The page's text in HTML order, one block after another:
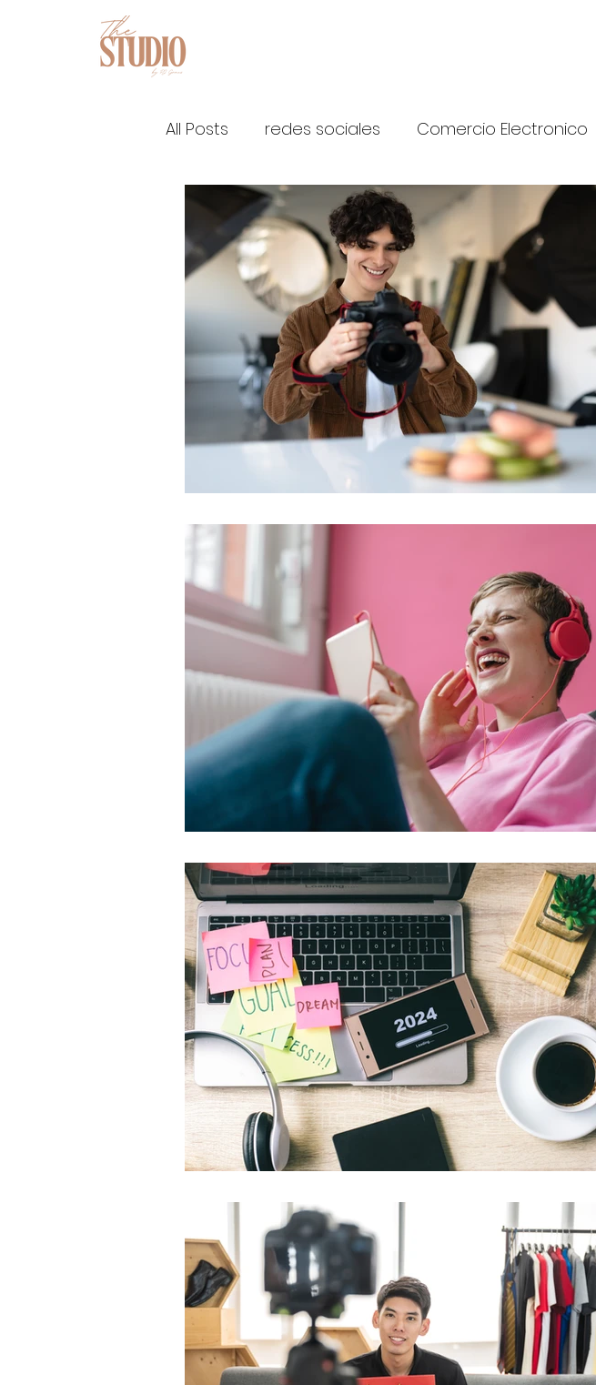
All Posts redes sociales Comercio Electronico